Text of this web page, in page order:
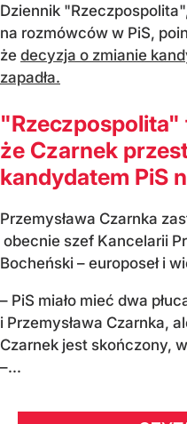
Dziennik
na rozmówców w PiS,
że decyzja o zmianie
zapadła.
że Czarnek
kandydatem PiS
Przemysława Czarnka
obecnie szef Kancelarii
Bocheński – europoseł i
– PiS miało mieć dwa
i Przemysława Czarnka,
Czarnek jest skończony,
–...